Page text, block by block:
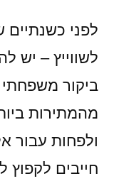
לפני
לשווייץ – יש
ביקור
מהמתירות
ולפחות עבור
חייבים לקפוץ